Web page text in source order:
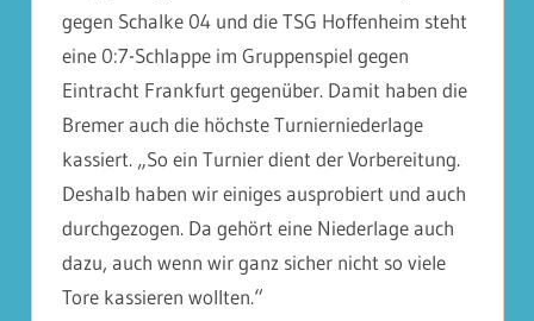
gegen Schalke 04 und die TSG Hoffenheim steht
eine 0:7-Schlappe im Gruppenspiel gegen
Eintracht Frankfurt gegenüber. Damit haben die
Bremer auch die höchste Turnierniederlage
kassiert. „So ein Turnier dient der Vorbereitung.
Deshalb haben wir einiges ausprobiert und auch
durchgezogen. Da gehört eine Niederlage auch
dazu, auch wenn wir ganz sicher nicht so viele
Tore kassieren wollten.“